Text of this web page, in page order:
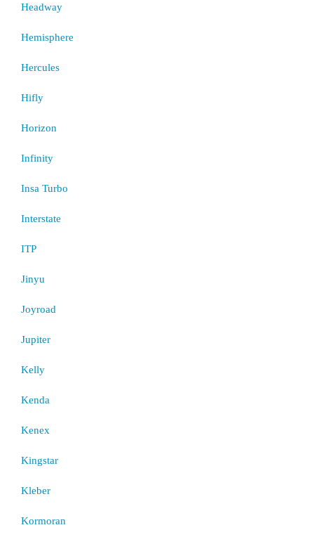
Headway
Hemisphere
Hercules
Hifly
Horizon
Infinity
Insa Turbo
Interstate
ITP
Jinyu
Joyroad
Jupiter
Kelly
Kenda
Kenex
Kingstar
Kleber
Kormoran